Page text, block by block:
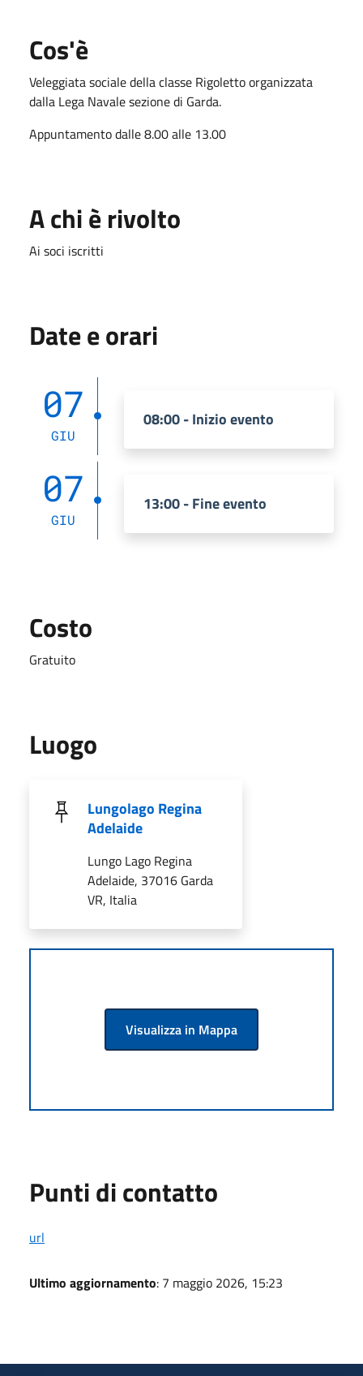
Cos'è
Veleggiata sociale della classe Rigoletto organizzata
dalla Lega Navale sezione di Garda.
Appuntamento dalle 8.00 alle 13.00
A chi è rivolto
Ai soci iscritti
Date e orari
07
GIU
08:00 - Inizio evento
07
GIU
13:00 - Fine evento
Costo
Gratuito
Luogo
Lungolago Regina
Adelaide
Lungo Lago Regina
Adelaide, 37016 Garda
VR, Italia
Visualizza in Mappa
Punti di contatto
url
Ultimo aggiornamento: 7 maggio 2026, 15:23